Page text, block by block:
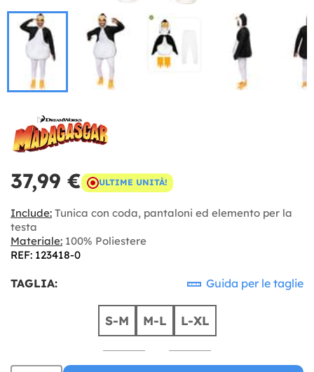
37,99 € ULTIME UNITÀ!
Include: Tunica con coda, pantaloni ed elemento per la
testa
Materiale: 100% Poliestere
REF: 123418-0
TAGLIA: Guida per le taglie
S-M M-L L-XL